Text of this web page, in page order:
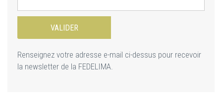
Renseignez votre adresse e-mail ci-dessus pour recevoir
la newsletter de la FEDELIMA.